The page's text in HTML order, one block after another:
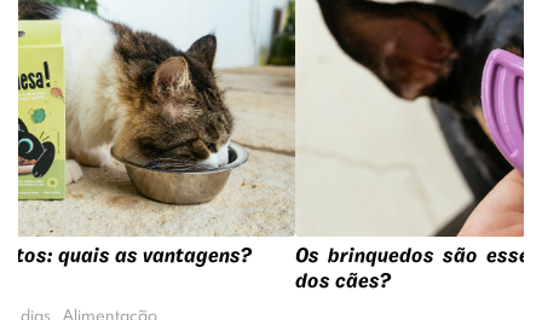
Os brinquedos são essenciais para a saúde mental